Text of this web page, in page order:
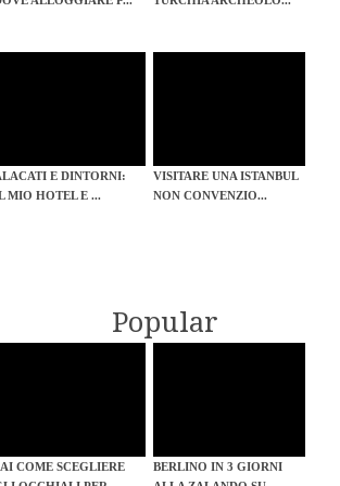
E DINTORNI:
MIO HOTEL E ...
VISITARE UNA ISTANBUL
NON CONVENZIO...
Popular
COME SCEGLIERE
BERLINO IN 3 GIORNI